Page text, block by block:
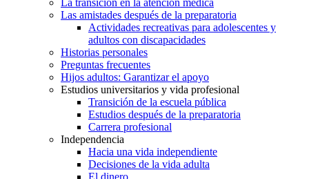
Las amistades después de la preparatoria
Actividades recreativas para adolescentes y
adultos con discapacidades
Historias personales
Preguntas frecuentes
Hijos adultos: Garantizar el apoyo
Estudios universitarios y vida profesional
Transición de la escuela pública
Estudios después de la preparatoria
Carrera profesional
Independencia
Hacia una vida independiente
Decisiones de la vida adulta
El dinero